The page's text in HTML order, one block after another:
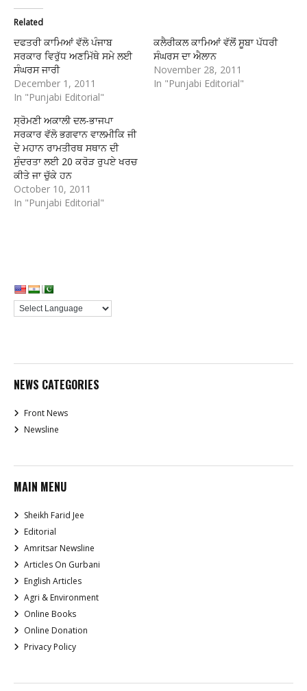
Related
ਦਫਤਰੀ ਕਾਮਿਆਂ ਵੱਲੋ ਪੰਜਾਬ
ਸਰਕਾਰ ਵਿਰੁੱਧ ਅਣਮਿੱਥੇ ਸਮੇ ਲਈ
ਸੰਘਰਸ ਜਾਰੀ
December 1, 2011
In "Punjabi Editorial"
ਕਲੈਰੀਕਲ ਕਾਮਿਆਂ ਵੱਲੋਂ ਸੂਬਾ ਪੱਧਰੀ
ਸੰਘਰਸ ਦਾ ਐਲਾਨ
November 28, 2011
In "Punjabi Editorial"
ਸ੍ਰੋਮਣੀ ਅਕਾਲੀ ਦਲ-ਭਾਜਪਾ
ਸਰਕਾਰ ਵੱਲੋ ਭਗਵਾਨ ਵਾਲਮੀਕਿ ਜੀ
ਦੇ ਮਹਾਨ ਰਾਮਤੀਰਥ ਸਥਾਨ ਦੀ
ਸੁੰਦਰਤਾ ਲਈ 20 ਕਰੋੜ ਰੁਪਏ ਖਰਚ
ਕੀਤੇ ਜਾ ਚੁੱਕੇ ਹਨ
October 10, 2011
In "Punjabi Editorial"
NEWS CATEGORIES
Front News
Newsline
MAIN MENU
Sheikh Farid Jee
Editorial
Amritsar Newsline
Articles On Gurbani
English Articles
Agri & Environment
Online Books
Online Donation
Privacy Policy